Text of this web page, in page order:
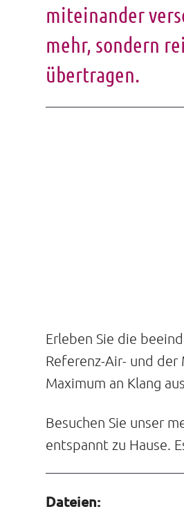
miteinander
mehr, sondern
übertragen.
Erleben Sie die
Referenz-Air- und
Maximum an Klang
Besuchen Sie unser
entspannt zu Hause.
Dateien: